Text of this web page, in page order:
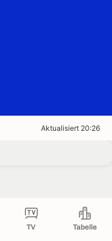
TV Tabelle
Aktualisiert 20:26